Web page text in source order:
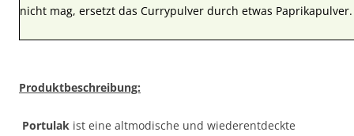
nicht mag, ersetzt das Currypulver durch etwas Paprikapulver.
Produktbeschreibung:
Portulak ist eine altmodische und wiederentdeckte